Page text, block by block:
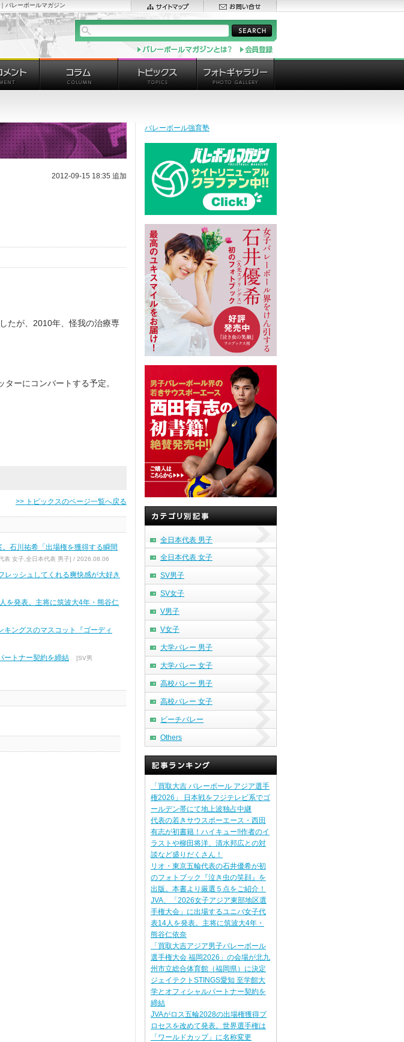
バレーボールマガジン
2012-09-15 18:35 追加
たが、2010年、怪我の治療専
ーにコンバートする予定。
>> トピックスのページ一覧へ戻る
石川祐希「出場権を獲得する瞬間
表 女子,全日本代表 男子] / 2026.08.06
レッシュしてくれる爽快感が大好き
を発表。主将に筑波大4年・熊谷仁
ングスのマスコット『ゴーディ
ートナー契約を締結 [SV男
バレーボール強育塾
全日本代表 男子
全日本代表 女子
SV男子
SV女子
V男子
V女子
大学バレー 男子
大学バレー 女子
高校バレー 男子
高校バレー 女子
ビーチバレー
Others
「買取大吉 バレーボール アジア選手
権2026」 日本戦をフジテレビ系でゴ
ールデン帯にて地上波独占中継
代表の若きサウスポーエース・西田
有志が初書籍！ハイキュー!!作者のイ
ラストや柳田将洋、清水邦広との対
談など盛りだくさん！
リオ・東京五輪代表の石井優希が初
のフォトブック『泣き虫の笑顔』を
出版。本書より厳選５点をご紹介！
JVA、「2026女子アジア東部地区選
手権大会」に出場するユニバ女子代
表14人を発表。主将に筑波大4年・
熊谷仁依奈
「買取大吉アジア男子バレーボール
選手権大会 福岡2026」の会場が北九
州市立総合体育館（福岡県）に決定
ジェイテクトSTINGS愛知 至学館大
学とオフィシャルパートナー契約を
締結
JVAがロス五輪2028の出場権獲得プ
ロセスを改めて発表。世界選手権は
「ワールドカップ」に名称変更